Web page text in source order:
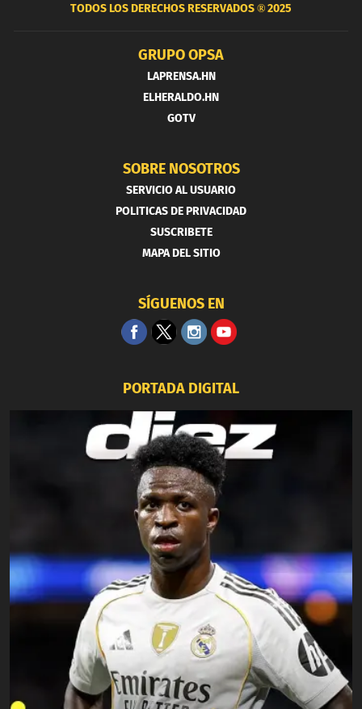
TODOS LOS DERECHOS RESERVADOS ®2025
GRUPO OPSA
LAPRENSA.HN
ELHERALDO.HN
GOTV
SOBRE NOSOTROS
SERVICIO AL USUARIO
POLITICAS DE PRIVACIDAD
SUSCRIBETE
MAPA DEL SITIO
SÍGUENOS EN
PORTADA DIGITAL